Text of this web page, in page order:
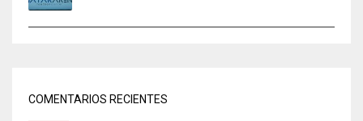
COMENTARIOS RECIENTES